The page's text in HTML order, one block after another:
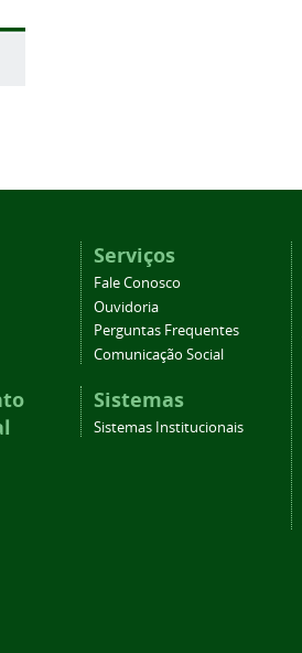
Serviços
Fale Conosco
Ouvidoria
Perguntas Frequentes
Comunicação Social
Sistemas
Sistemas Institucionais